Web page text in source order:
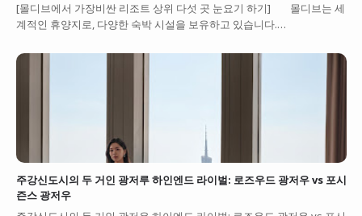
[몰디브에서 가장비싼 리조트 상위 다섯 곳 눈요기 하기] 몰디브는 세
계적인 휴양지로, 다양한 숙박 시설을 보유하고 있습니다.…
주강신도시의 두 거인 광저루 하인엔드 라이벌: 로즈우드 광저우 vs 포시
즌스 광저우